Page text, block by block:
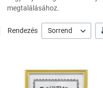
megtalálásához.
Rendezés Sorrend